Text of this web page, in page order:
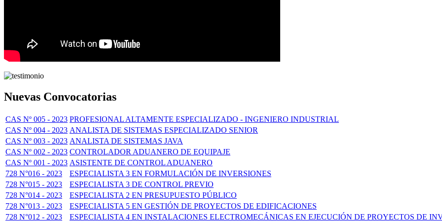
Nuevas Convocatorias
CAS Nº 005 - 2023 PROFESIONAL ALTAMENTE ESPECIALIZADO - INGENIERO INDUSTRIAL
CAS Nº 004 - 2023 ANALISTA DE SISTEMAS ESPECIALIZADO SENIOR
CAS Nº 003 - 2023 ANALISTA DE SISTEMAS JAVA
CAS Nº 002 - 2023 CONTROLADOR ADUANERO DE EQUIPAJE
CAS Nº 001 - 2023 ASISTENTE DE CONTROL ADUANERO
728 N°016 - 2023
ESPECIALISTA 3 EN FORMULACIÓN DE INVERSIONES
728 N°015 - 2023
ESPECIALISTA 3 DE CONTROL PREVIO
728 N°014 - 2023
ESPECIALISTA 2 EN PRESUPUESTO PÚBLICO
728 N°013 - 2023
ESPECIALISTA 5 EN GESTIÓN DE PROYECTOS DE EDIFICACIONES
728 N°012 - 2023
ESPECIALISTA 4 EN INSTALACIONES ELECTROMECÁNICAS EN EJECUCIÓN DE PROYECTOS DE